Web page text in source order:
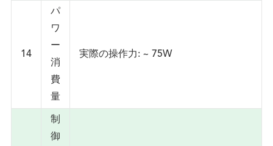
14
パ
ワ
ー
消
費
量
実際の操作力: ~ 75W
制
御